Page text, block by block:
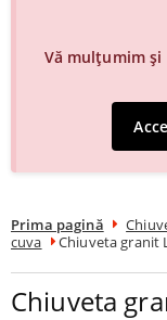
Vă mulțumim
Prima pagină
cuva
Chiuveta granit
Chiuveta